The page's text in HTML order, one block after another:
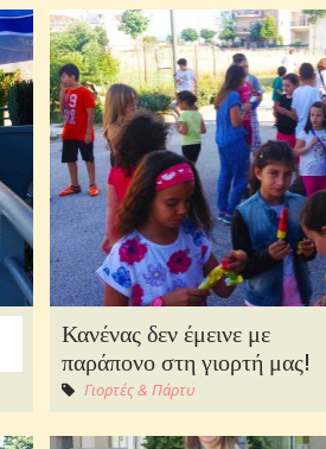
Κανένας δεν έμεινε με
παράπονο στη γιορτή μας!
Γιορτές & Πάρτυ